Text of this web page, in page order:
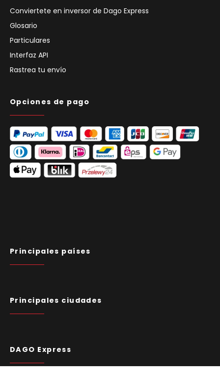
Conviertete en inversor de Dago Express
Glosario
Particulares
Interfaz API
Rastrea tu envío
Opciones de pago
Principales países
Principales ciudades
DAGO Express